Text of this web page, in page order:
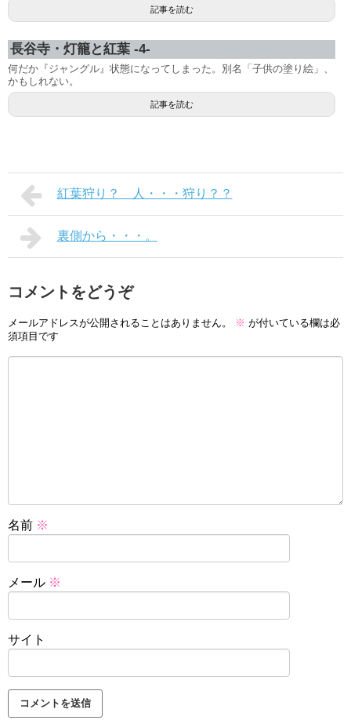
記事を読む
長谷寺・灯籠と紅葉 -4-
何だか『ジャングル』状態になってしまった。別名「子供の塗り絵」、
かもしれない。
記事を読む
紅葉狩り？ 人・・・狩り？？
裏側から・・・。
コメントをどうぞ
メールアドレスが公開されることはありません。 ※ が付いている欄は必
須項目です
名前 ※
メール ※
サイト